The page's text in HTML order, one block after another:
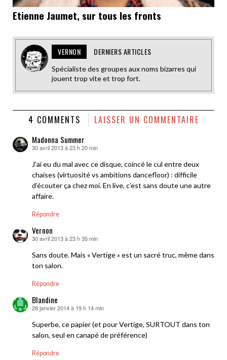
Etienne Jaumet, sur tous les fronts
VERNON DERNIERS ARTICLES
Spécialiste des groupes aux noms bizarres qui
jouent trop vite et trop fort.
4 COMMENTS LAISSER UN COMMENTAIRE
Madonna Summer
dit :
30 avril 2013 à 23 h 20 min
J’ai eu du mal avec ce disque, coincé le cul entre deux
chaises (virtuosité vs ambitions dancefloor) : difficile
d’écouter ça chez moi. En live, c’est sans doute une autre
affaire.
Répondre
Vernon
dit :
30 avril 2013 à 23 h 35 min
Sans doute. Mais « Vertige » est un sacré truc, même dans
ton salon.
Répondre
Blandine
dit :
28 janvier 2014 à 19 h 14 min
Superbe, ce papier (et pour Vertige, SURTOUT dans ton
salon, seul en canapé de préférence)
Répondre